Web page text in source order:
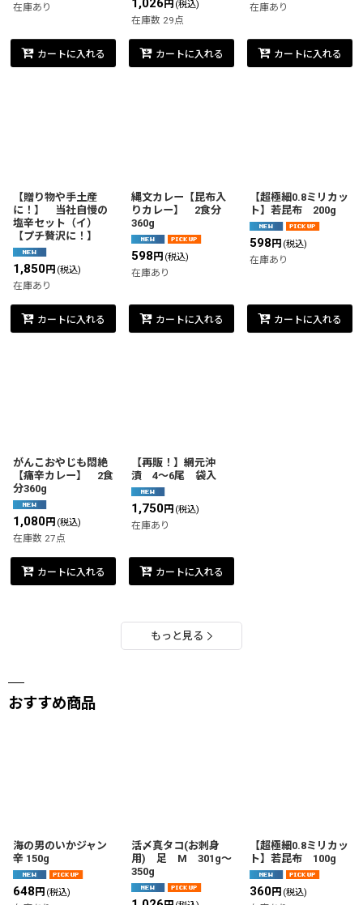
在庫あり
カートに入れる
1,026 円 (税込)
在庫数 29点
カートに入れる
在庫あり
カートに入れる
【贈り物や手土産
に！】 当社自慢の
塩辛セット（イ）
【プチ贅沢に！】
1,850円 (税込)
在庫あり
カートに入れる
縄文カレー【昆布入
りカレー】 2食分
360g
598 円 (税込)
在庫あり
カートに入れる
【超極細0.8ミリカッ
ト】若昆布 200g
598 円 (税込)
在庫あり
カートに入れる
がんこおやじも悶絶
【痛辛カレー】 2食
分360g
1,080円 (税込)
在庫数 27点
カートに入れる
【再販！】網元沖
漬 4〜6尾 袋入
1,750円 (税込)
在庫あり
カートに入れる
もっと見る
おすすめ商品
海の男のいかジャン
辛 150g
648 円 (税込)
活〆真タコ(お刺身
用) 足 M 301g〜
350g
【超極細0.8ミリカッ
ト】若昆布 100g
360円 (税込)